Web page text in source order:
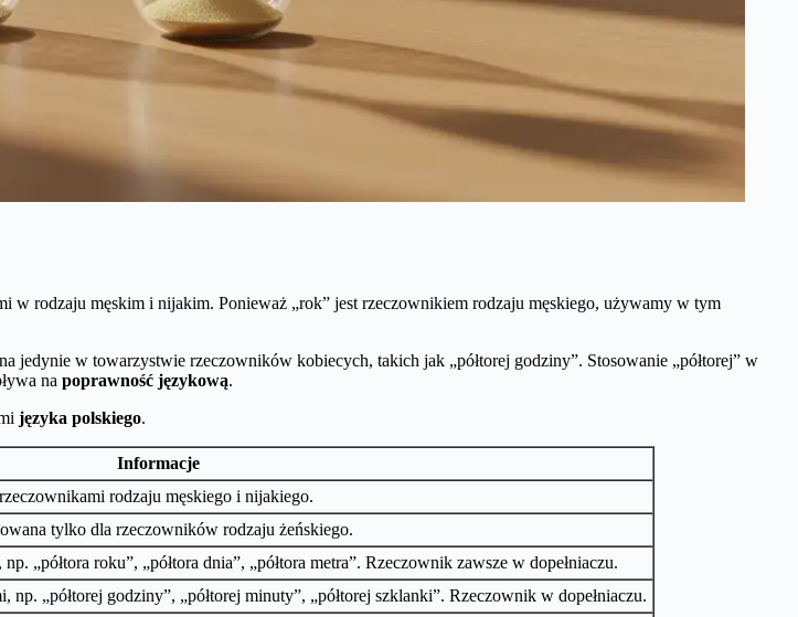
w rodzaju męskim i nijakim. Ponieważ „rok” jest rzeczownikiem rodzaju męskiego, używamy w tym
jedynie w towarzystwie rzeczowników kobiecych, takich jak „półtorej godziny”. Stosowanie „półtorej” w
na poprawność językową.
języka polskiego.
Informacje
rodzaju męskiego i nijakiego.
tylko dla rzeczowników rodzaju żeńskiego.
„półtora roku”, „półtora dnia”, „półtora metra”. Rzeczownik zawsze w dopełniaczu.
„półtorej godziny”, „półtorej minuty”, „półtorej szklanki”. Rzeczownik w dopełniaczu.